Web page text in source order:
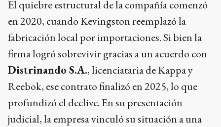
El quiebre estructural de la compañía comenzó
en 2020, cuando Kevingston reemplazó la
fabricación local por importaciones. Si bien la
firma logró sobrevivir gracias a un acuerdo con
Distrinando S.A., licenciataria de Kappa y
Reebok, ese contrato finalizó en 2025, lo que
profundizó el declive. En su presentación
judicial, la empresa vinculó su situación a una